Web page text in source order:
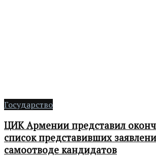
Государство
ЦИК Армении представил
список представивших
самоотводе кандидатов